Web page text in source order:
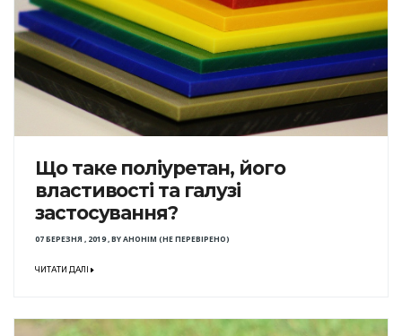
Що таке поліуретан, його
властивості та галузі
застосування?
07 БЕРЕЗНЯ , 2019,BYАНОНІМ (НЕ ПЕРЕВІРЕНО)
ЧИТАТИ ДАЛІ